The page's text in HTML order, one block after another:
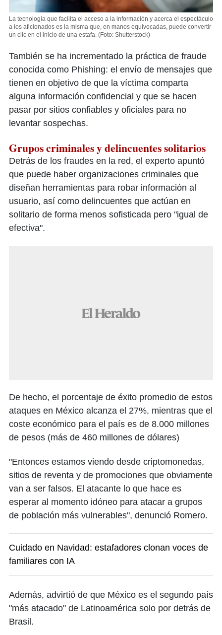
La tecnología que facilita el acceso a la información y acerca el espectáculo
a los aficionados es la misma que, en manos equivocadas, puede convertir
un clic en el inicio de una estafa. (Foto: Shutterstock)
También se ha incrementado la práctica de fraude
conocida como Phishing: el envío de mensajes que
tienen en objetivo de que la víctima comparta
alguna información confidencial y que se hacen
pasar por sitios confiables y oficiales para no
levantar sospechas.
Grupos criminales y delincuentes solitarios
Detrás de los fraudes en la red, el experto apuntó
que puede haber organizaciones criminales que
diseñan herramientas para robar información al
usuario, así como delincuentes que actúan en
solitario de forma menos sofisticada pero "igual de
efectiva".
De hecho, el porcentaje de éxito promedio de estos
ataques en México alcanza el 27%, mientras que el
coste económico para el país es de 8.000 millones
de pesos (más de 460 millones de dólares)
"Entonces estamos viendo desde criptomonedas,
sitios de reventa y de promociones que obviamente
van a ser falsos. El atacante lo que hace es
esperar al momento idóneo para atacar a grupos
de población más vulnerables", denunció Romero.
Cuidado en Navidad: estafadores clonan voces de
familiares con IA
Además, advirtió de que México es el segundo país
"más atacado" de Latinoamérica solo por detrás de
Brasil.